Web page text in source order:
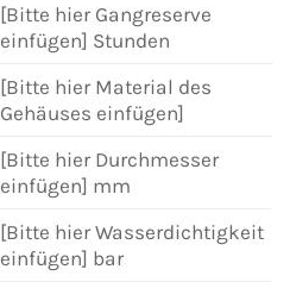
[Bitte hier Gangreserve
einfügen] Stunden
[Bitte hier Material des
Gehäuses einfügen]
[Bitte hier Durchmesser
einfügen] mm
[Bitte hier Wasserdichtigkeit
einfügen] bar